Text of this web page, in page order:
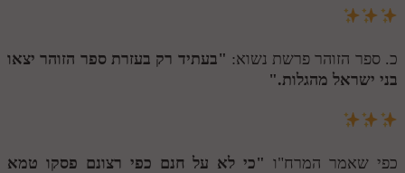
כ. ספר הזוהר פרשת נשוא: "בעתיד רק בעזרת ספר הזוהר יצאו
בני ישראל מהגלות."
כפי שאמר המרח"ו "כי לא על חנם כפי רצונם פסקו טמא